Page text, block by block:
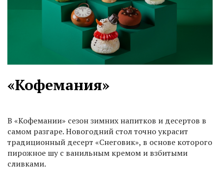
«Кофемания»
В «Кофемании» сезон зимних напитков и десертов в
самом разгаре. Новогодний стол точно украсит
традиционный десерт «Снеговик», в основе которого
пирожное шу с ванильным кремом и взбитыми
сливками.